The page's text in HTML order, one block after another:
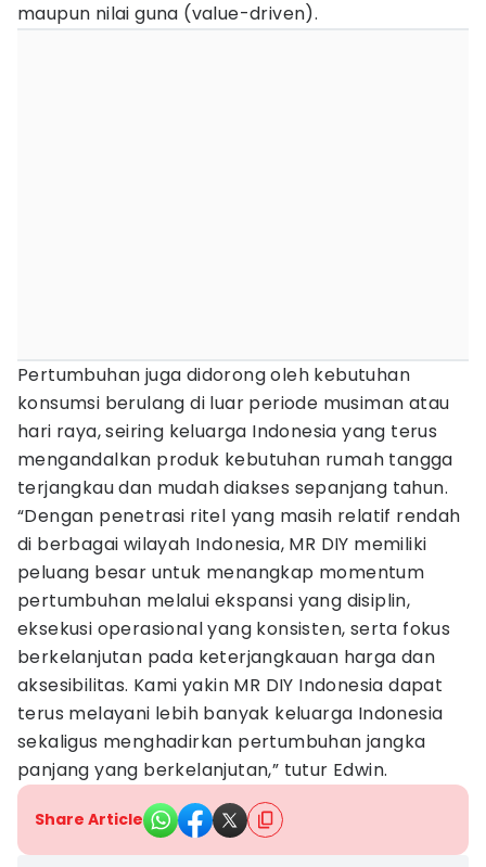
maupun nilai guna (value-driven).
Pertumbuhan juga didorong oleh kebutuhan
konsumsi berulang di luar periode musiman atau
hari raya, seiring keluarga Indonesia yang terus
mengandalkan produk kebutuhan rumah tangga
terjangkau dan mudah diakses sepanjang tahun.
“Dengan penetrasi ritel yang masih relatif rendah
di berbagai wilayah Indonesia, MR DIY memiliki
peluang besar untuk menangkap momentum
pertumbuhan melalui ekspansi yang disiplin,
eksekusi operasional yang konsisten, serta fokus
berkelanjutan pada keterjangkauan harga dan
aksesibilitas. Kami yakin MR DIY Indonesia dapat
terus melayani lebih banyak keluarga Indonesia
sekaligus menghadirkan pertumbuhan jangka
panjang yang berkelanjutan,” tutur Edwin.
Share Article